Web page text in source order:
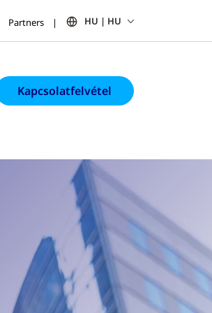
Partners HU | HU
Kapcsolatfelvétel